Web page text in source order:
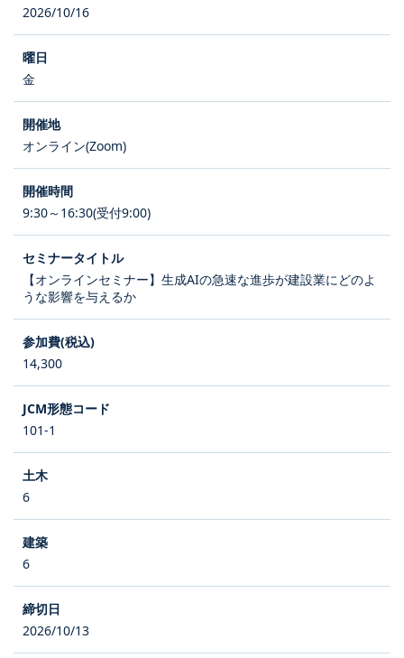
2026/10/16
金
オンライン(Zoom)
9:30～16:30(受付9:00)
【オンラインセミナー】生成AIの急速な進歩が建設業にどのよ
うな影響を与えるか
14,300
101-1
6
6
2026/10/13